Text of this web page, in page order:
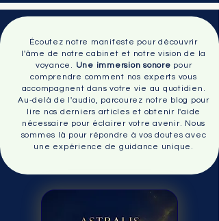
Écoutez notre manifeste pour découvrir
l'âme de notre cabinet et notre vision de la
voyance. Une immersion sonore pour
comprendre comment nos experts vous
accompagnent dans votre vie au quotidien.
Au-delà de l'audio, parcourez notre blog pour
lire nos derniers articles et obtenir l'aide
nécessaire pour éclairer votre avenir. Nous
sommes là pour répondre à vos doutes avec
une expérience de guidance unique.